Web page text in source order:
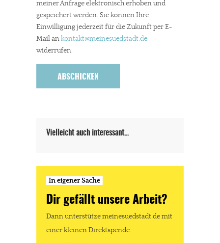
In eigener Sache
Dir gefällt unsere Arbeit?
Solltest Du unsere unabhängige Berichterstattung schätzen,
JETZT SPENDEN Schon erledigt!
meiner Anfrage elektronisch erhoben und
gespeichert werden. Sie können Ihre
Einwilligung jederzeit für die Zukunft per E-
Mail ankontakt@meinesuedstadt.de
widerrufen.
Vielleicht auch interessant…
In eigener Sache
Dir gefällt unsere Arbeit?
Dann unterstütze meinesuedstadt.de mit
einer kleinen Direktspende.